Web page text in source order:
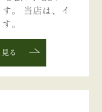
。 当店は、イ
。
る